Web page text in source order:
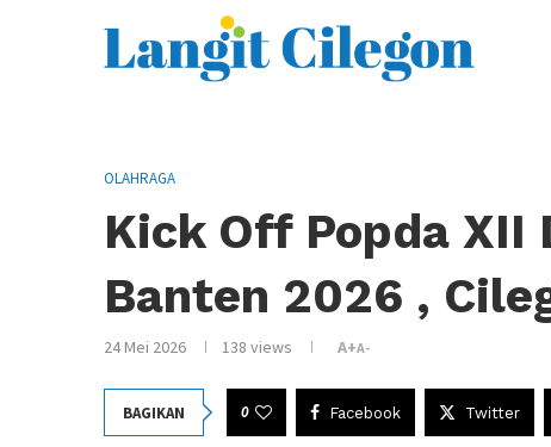
OLAHRAGA
Kick Off Popda XII
Banten 2026 ,
24 Mei 2026 138 views A+A-
BAGIKAN 0 Facebook Twitter